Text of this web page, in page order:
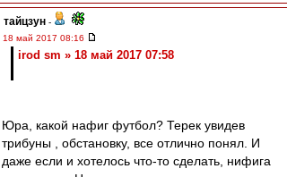
тайцзун -
18 май 2017 08:16
irod sm » 18 май 2017 07:58
Юра, какой нафиг футбол? Терек увидев
трибуны , обстановку, все отлично понял. И
даже если и хотелось что-то сделать, нифига